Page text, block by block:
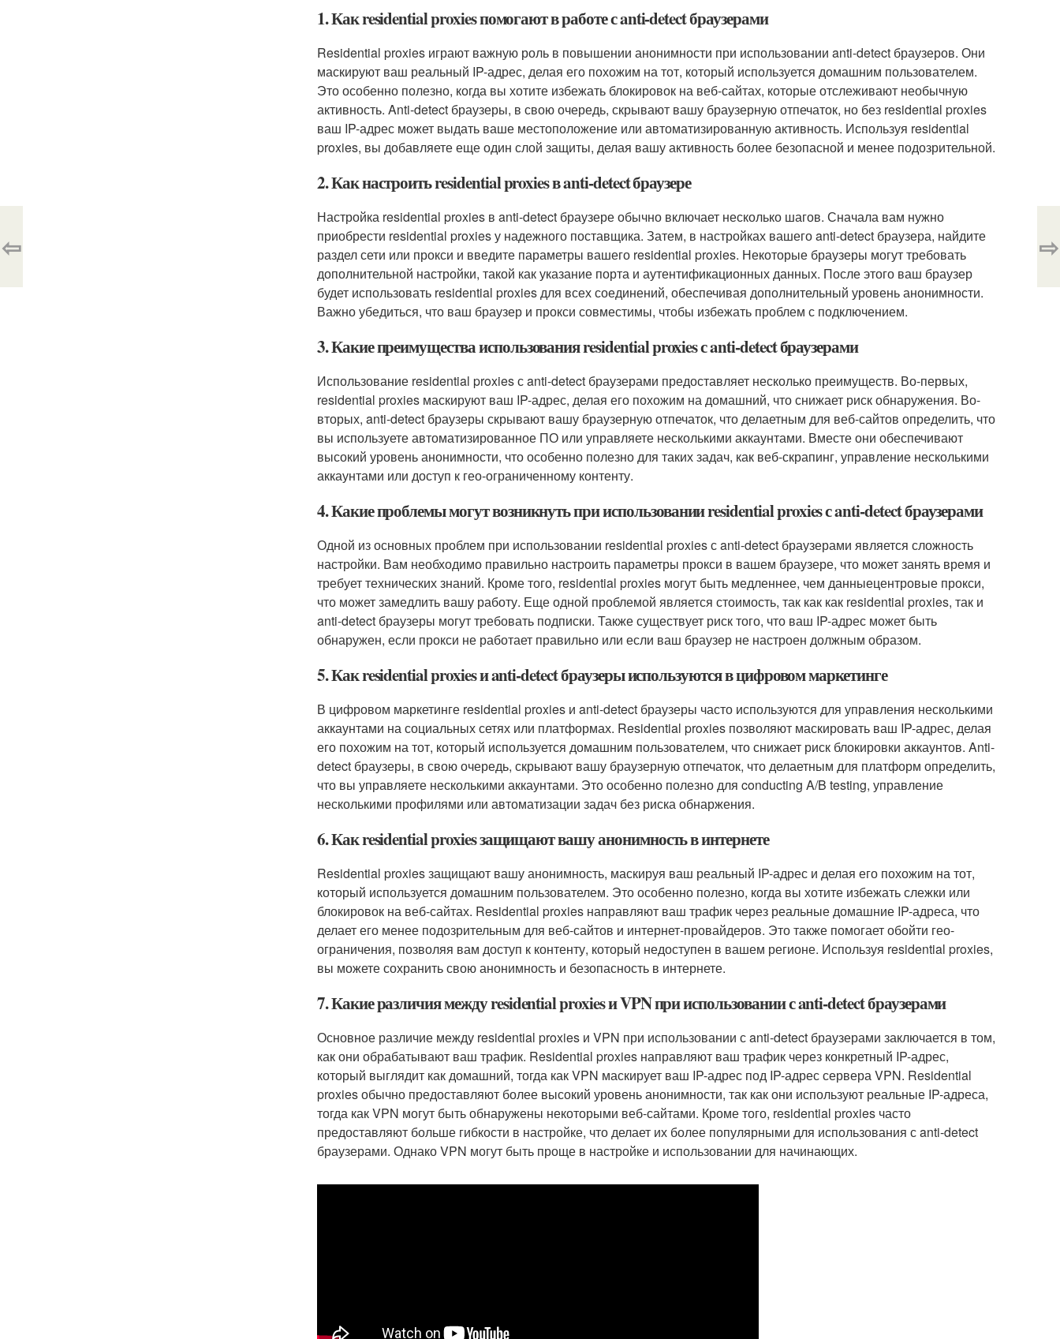
1. Как residential proxies помогают в работе с anti-detect браузерами
Residential proxies играют важную роль в повышении анонимности при использовании anti-detect браузеров. Они
маскируют ваш реальный IP-адрес, делая его похожим на тот, который используется домашним пользователем.
Это особенно полезно, когда вы хотите избежать блокировок на веб-сайтах, которые отслеживают необычную
активность. Anti-detect браузеры, в свою очередь, скрывают вашу браузерную отпечаток, но без residential proxies
ваш IP-адрес может выдать ваше местоположение или автоматизированную активность. Используя residential
proxies, вы добавляете еще один слой защиты, делая вашу активность более безопасной и менее подозрительной.
2. Как настроить residential proxies в anti-detect браузере
Настройка residential proxies в anti-detect браузере обычно включает несколько шагов. Сначала вам нужно
приобрести residential proxies у надежного поставщика. Затем, в настройках вашего anti-detect браузера, найдите
раздел сети или прокси и введите параметры вашего residential proxies. Некоторые браузеры могут требовать
дополнительной настройки, такой как указание порта и аутентификационных данных. После этого ваш браузер
будет использовать residential proxies для всех соединений, обеспечивая дополнительный уровень анонимности.
Важно убедиться, что ваш браузер и прокси совместимы, чтобы избежать проблем с подключением.
3. Какие преимущества использования residential proxies с anti-detect браузерами
Использование residential proxies с anti-detect браузерами предоставляет несколько преимуществ. Во-первых,
residential proxies маскируют ваш IP-адрес, делая его похожим на домашний, что снижает риск обнаружения. Во-
вторых, anti-detect браузеры скрывают вашу браузерную отпечаток, что делаетным для веб-сайтов определить, что
вы используете автоматизированное ПО или управляете несколькими аккаунтами. Вместе они обеспечивают
высокий уровень анонимности, что особенно полезно для таких задач, как веб-скрапинг, управление несколькими
аккаунтами или доступ к гео-ограниченному контенту.
4. Какие проблемы могут возникнуть при использовании residential proxies с anti-detect браузерами
Одной из основных проблем при использовании residential proxies с anti-detect браузерами является сложность
настройки. Вам необходимо правильно настроить параметры прокси в вашем браузере, что может занять время и
требует технических знаний. Кроме того, residential proxies могут быть медленнее, чем данныецентровые прокси,
что может замедлить вашу работу. Еще одной проблемой является стоимость, так как как residential proxies, так и
anti-detect браузеры могут требовать подписки. Также существует риск того, что ваш IP-адрес может быть
обнаружен, если прокси не работает правильно или если ваш браузер не настроен должным образом.
5. Как residential proxies и anti-detect браузеры используются в цифровом маркетинге
В цифровом маркетинге residential proxies и anti-detect браузеры часто используются для управления несколькими
аккаунтами на социальных сетях или платформах. Residential proxies позволяют маскировать ваш IP-адрес, делая
его похожим на тот, который используется домашним пользователем, что снижает риск блокировки аккаунтов. Anti-
detect браузеры, в свою очередь, скрывают вашу браузерную отпечаток, что делаетным для платформ определить,
что вы управляете несколькими аккаунтами. Это особенно полезно для conducting A/B testing, управление
несколькими профилями или автоматизации задач без риска обнаржения.
6. Как residential proxies защищают вашу анонимность в интернете
Residential proxies защищают вашу анонимность, маскируя ваш реальный IP-адрес и делая его похожим на тот,
который используется домашним пользователем. Это особенно полезно, когда вы хотите избежать слежки или
блокировок на веб-сайтах. Residential proxies направляют ваш трафик через реальные домашние IP-адреса, что
делает его менее подозрительным для веб-сайтов и интернет-провайдеров. Это также помогает обойти гео-
ограничения, позволяя вам доступ к контенту, который недоступен в вашем регионе. Используя residential proxies,
вы можете сохранить свою анонимность и безопасность в интернете.
7. Какие различия между residential proxies и VPN при использовании с anti-detect браузерами
Основное различие между residential proxies и VPN при использовании с anti-detect браузерами заключается в том,
как они обрабатывают ваш трафик. Residential proxies направляют ваш трафик через конкретный IP-адрес,
который выглядит как домашний, тогда как VPN маскирует ваш IP-адрес под IP-адрес сервера VPN. Residential
proxies обычно предоставляют более высокий уровень анонимности, так как они используют реальные IP-адреса,
тогда как VPN могут быть обнаружены некоторыми веб-сайтами. Кроме того, residential proxies часто
предоставляют больше гибкости в настройке, что делает их более популярными для использования с anti-detect
браузерами. Однако VPN могут быть проще в настройке и использовании для начинающих.
⇦ ⇨